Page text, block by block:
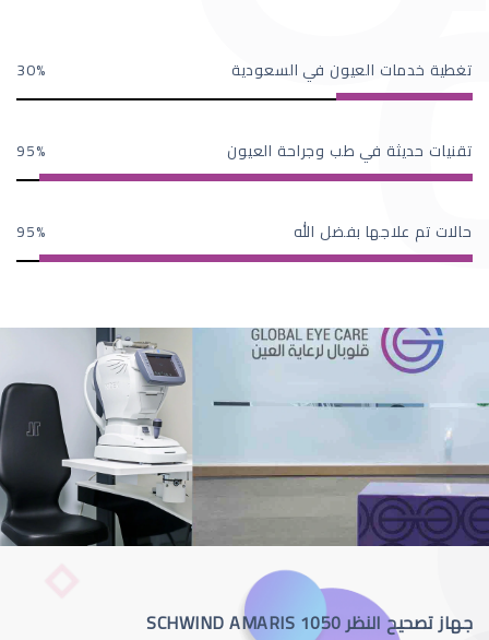
تغطية خدمات العيون في السعودية 30
تقنيات حديثة في طب وجراحة العيون 95
حالات تم علاجها بفضل الله 95
جهاز تصحيح النظر SCHWIND AMARIS 1050